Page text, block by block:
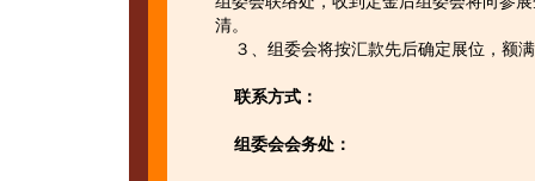
清。
３、组委会将按汇款先后确定展位，额
联系方式：
组委会会务处：